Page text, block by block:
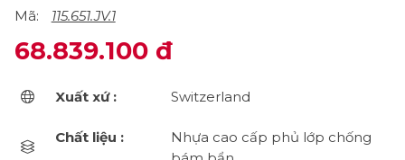
Mã: 115.651.JV.1
68.839.100 đ
Xuất xứ : Switzerland
Chất liệu :
Nhựa cao cấp phủ lớp chống